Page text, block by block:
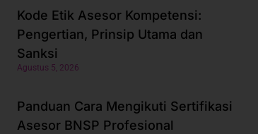
Kode Etik Asesor Kompetensi:
Pengertian, Prinsip Utama dan
Sanksi
Agustus 5, 2026
Panduan Cara Mengikuti Sertifikasi
Asesor BNSP Profesional